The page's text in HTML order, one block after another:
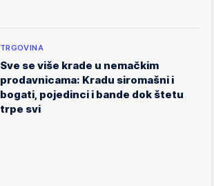
TRGOVINA
Sve se više krade u nemačkim
prodavnicama: Kradu siromašni i
bogati, pojedinci i bande dok štetu
trpe svi